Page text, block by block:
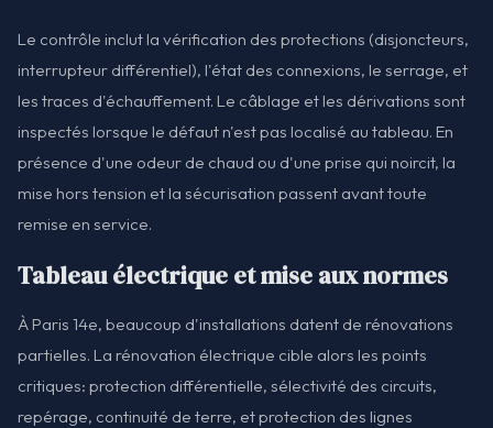
Le contrôle inclut la vérification des protections (disjoncteurs,
interrupteur différentiel), l'état des connexions, le serrage, et
les traces d'échauffement. Le câblage et les dérivations sont
inspectés lorsque le défaut n'est pas localisé au tableau. En
présence d'une odeur de chaud ou d'une prise qui noircit, la
mise hors tension et la sécurisation passent avant toute
remise en service.
Tableau électrique et mise aux normes
À Paris 14e, beaucoup d'installations datent de rénovations
partielles. La rénovation électrique cible alors les points
critiques: protection différentielle, sélectivité des circuits,
repérage, continuité de terre, et protection des lignes